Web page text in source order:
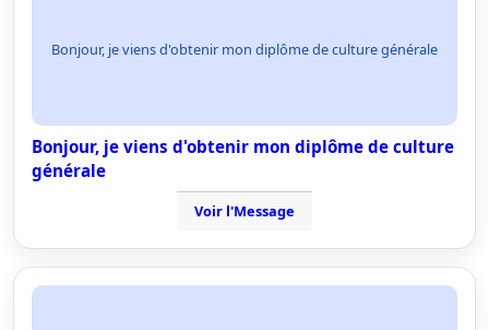
Bonjour, je viens d'obtenir mon diplôme de culture générale
Bonjour, je viens d'obtenir mon diplôme de culture
générale
Voir l'Message